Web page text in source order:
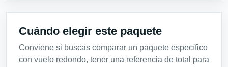
Cuándo elegir este paquete
Conviene si buscas comparar un paquete específico
con vuelo redondo, tener una referencia de total para